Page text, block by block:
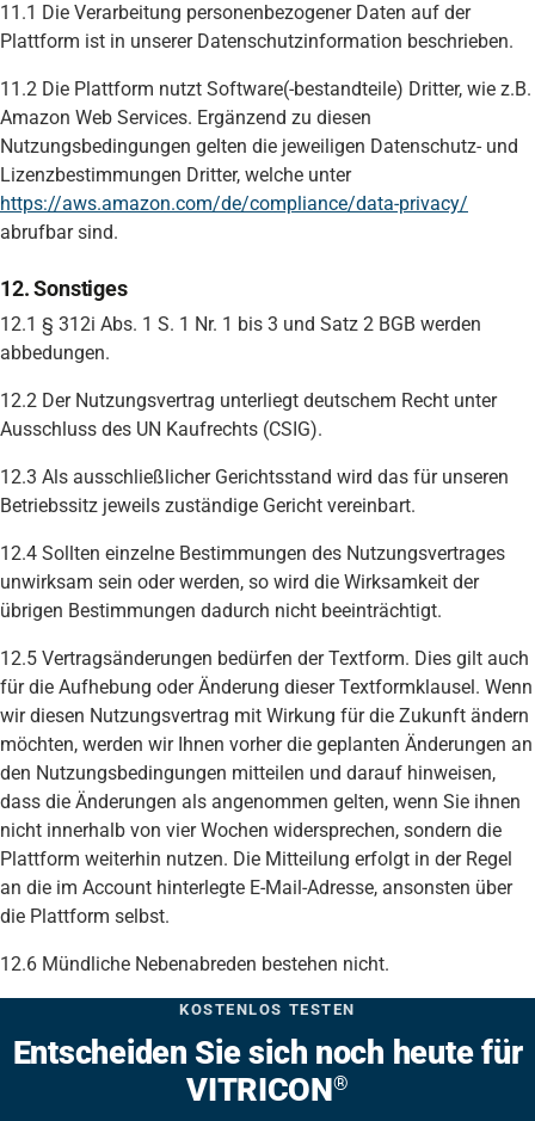
11.1 Die Verarbeitung personenbezogener Daten auf der
Plattform ist in unserer Datenschutzinformation beschrieben.
11.2 Die Plattform nutzt Software(-bestandteile) Dritter, wie z.B.
Amazon Web Services. Ergänzend zu diesen
Nutzungsbedingungen gelten die jeweiligen Datenschutz- und
Lizenzbestimmungen Dritter, welche unter
https://aws.amazon.com/de/compliance/data-privacy/
abrufbar sind.
12. Sonstiges
12.1 § 312i Abs. 1 S. 1 Nr. 1 bis 3 und Satz 2 BGB werden
abbedungen.
12.2 Der Nutzungsvertrag unterliegt deutschem Recht unter
Ausschluss des UN Kaufrechts (CSIG).
12.3 Als ausschließlicher Gerichtsstand wird das für unseren
Betriebssitz jeweils zuständige Gericht vereinbart.
12.4 Sollten einzelne Bestimmungen des Nutzungsvertrages
unwirksam sein oder werden, so wird die Wirksamkeit der
übrigen Bestimmungen dadurch nicht beeinträchtigt.
12.5 Vertragsänderungen bedürfen der Textform. Dies gilt auch
für die Aufhebung oder Änderung dieser Textformklausel. Wenn
wir diesen Nutzungsvertrag mit Wirkung für die Zukunft ändern
möchten, werden wir Ihnen vorher die geplanten Änderungen an
den Nutzungsbedingungen mitteilen und darauf hinweisen,
dass die Änderungen als angenommen gelten, wenn Sie ihnen
nicht innerhalb von vier Wochen widersprechen, sondern die
Plattform weiterhin nutzen. Die Mitteilung erfolgt in der Regel
an die im Account hinterlegte E-Mail-Adresse, ansonsten über
die Plattform selbst.
12.6 Mündliche Nebenabreden bestehen nicht.
KOSTENLOS TESTEN
Entscheiden Sie sich noch heute für
VITRICON®